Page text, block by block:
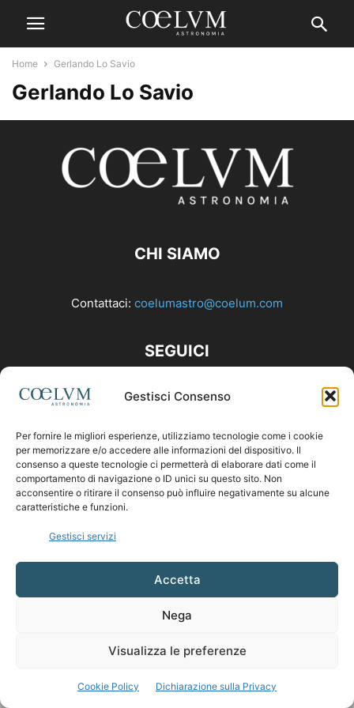
Gestisci Consenso
Per fornire le migliori esperienze, utilizziamo tecnologie come i cookie
per memorizzare e/o accedere alle informazioni del dispositivo. Il
consenso a queste tecnologie ci permetterà di elaborare dati come il
comportamento di navigazione o ID unici su questo sito. Non
acconsentire o ritirare il consenso può influire negativamente su alcune
caratteristiche e funzioni.
Gestisci servizi
Accetta
Nega
Visualizza le preferenze
Cookie Policy Dichiarazione sulla Privacy
Home Gerlando Lo Savio
Gerlando Lo Savio
CHI SIAMO
Contattaci: coelumastro@coelum.com
SEGUICI